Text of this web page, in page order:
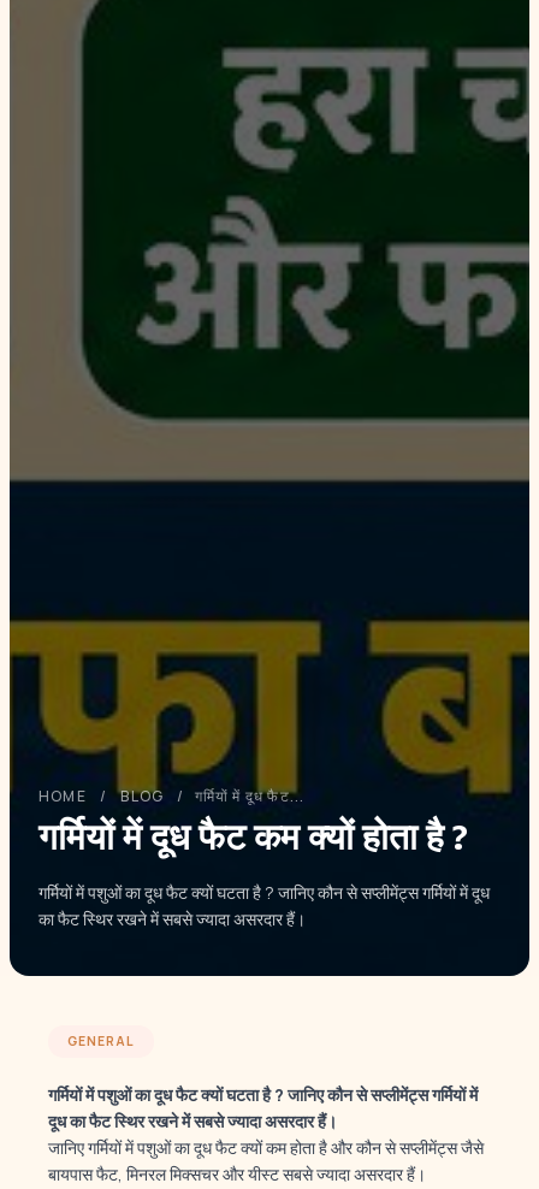
HOME / BLOG / गर्मियों में दूध फैट...
गर्मियों में दूध फैट कम क्यों होता है ?
गर्मियों में पशुओं का दूध फैट क्यों घटता है ? जानिए कौन से सप्लीमेंट्स गर्मियों में दूध
का फैट स्थिर रखने में सबसे ज्यादा असरदार हैं।
GENERAL
गर्मियों में पशुओं का दूध फैट क्यों घटता है ? जानिए कौन से सप्लीमेंट्स गर्मियों में
दूध का फैट स्थिर रखने में सबसे ज्यादा असरदार हैं।
जानिए गर्मियों में पशुओं का दूध फैट क्यों कम होता है और कौन से सप्लीमेंट्स जैसे
बायपास फैट, मिनरल मिक्सचर और यीस्ट सबसे ज्यादा असरदार हैं।